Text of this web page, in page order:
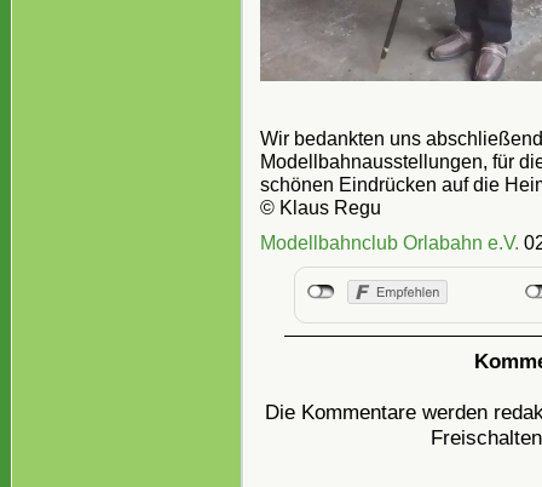
Wir bedankten uns
Modellbahnausstellungen, für
schönen Eindrücken auf die
© Klaus Regu
Modellbahnclub Orlabahn e.V.
Die Kommentare werden